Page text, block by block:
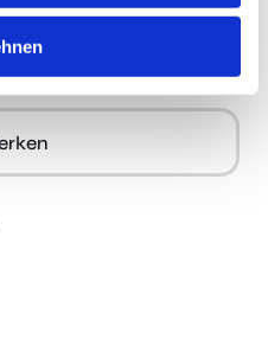
bewerben